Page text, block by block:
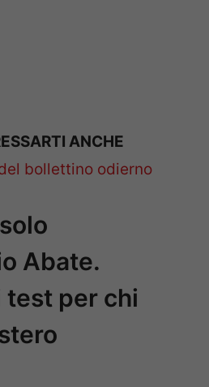
ANCHE
bollettino odierno
Abate.
per chi